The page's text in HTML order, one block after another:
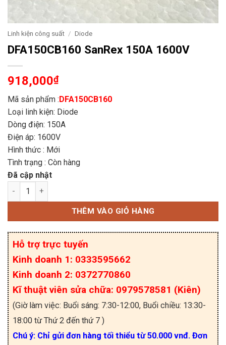
Linh kiện công suất / Diode
DFA150CB160 SanRex 150A 1600V
918,000₫
Mã sản phẩm :DFA150CB160
Loại linh kiện: Diode
Dòng điện: 150A
Điện áp: 1600V
Hình thức : Mới
Tình trạng : Còn hàng
Đã cập nhật
DFA150CB160 SanRex 150A 1600V số lượng
THÊM VÀO GIỎ HÀNG
Hỗ trợ trực tuyến
Kinh doanh 1: 0333595662
Kinh doanh 2: 0372770860
Kĩ thuật viên sửa chữa: 0979578581 (Kiên)
(Giờ làm việc: Buổi sáng: 7:30-12:00, Buổi chiều: 13:30-
18:00 từ Thứ 2 đến thứ 7 )
Chú ý: Chỉ gửi đơn hàng tối thiểu từ 50.000 vnđ. Đơn